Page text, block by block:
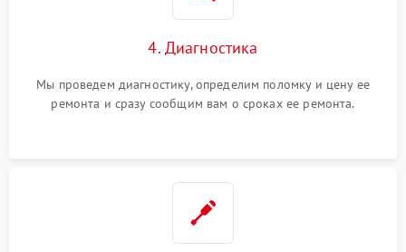
4. Диагностика
Мы проведем диагностику, определим поломку и цену ее
ремонта и сразу сообщим вам о сроках ее ремонта.